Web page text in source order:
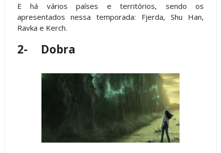
E há vários países e territórios, sendo os
apresentados nessa temporada: Fjerda, Shu Han,
Ravka e Kerch.
2- Dobra